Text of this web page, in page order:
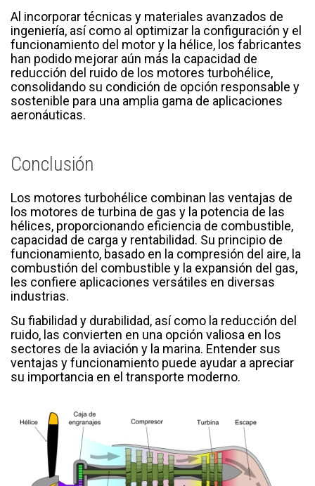
Al incorporar técnicas y materiales avanzados de
ingeniería, así como al optimizar la configuración y el
funcionamiento del motor y la hélice, los fabricantes
han podido mejorar aún más la capacidad de
reducción del ruido de los motores turbohélice,
consolidando su condición de opción responsable y
sostenible para una amplia gama de aplicaciones
aeronáuticas.
Conclusión
Los motores turbohélice combinan las ventajas de
los motores de turbina de gas y la potencia de las
hélices, proporcionando eficiencia de combustible,
capacidad de carga y rentabilidad. Su principio de
funcionamiento, basado en la compresión del aire, la
combustión del combustible y la expansión del gas,
les confiere aplicaciones versátiles en diversas
industrias.
Su fiabilidad y durabilidad, así como la reducción del
ruido, las convierten en una opción valiosa en los
sectores de la aviación y la marina. Entender sus
ventajas y funcionamiento puede ayudar a apreciar
su importancia en el transporte moderno.